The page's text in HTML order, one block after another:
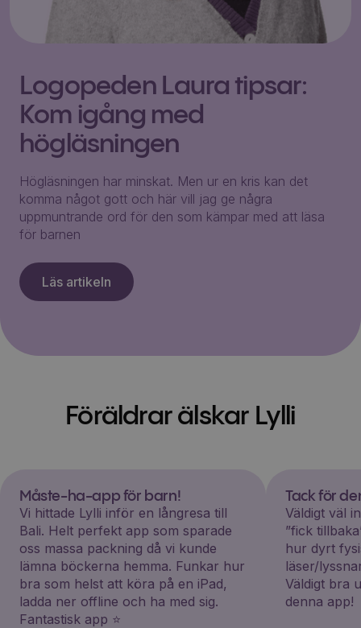
Logopeden Laura tipsar:
Kom igång med
högläsningen
Högläsningen har minskat. Men ur en kris kan det
komma något gott och här vill jag ge några
uppmuntrande ord för den som kämpar med att läsa
för barnen
Läs artikeln
Föräldrar älskar Lylli
Måste-ha-app för barn!
Vi hittade Lylli inför en långresa till
Bali. Helt perfekt app som sparade
oss massa packning då vi kunde
lämna böckerna hemma. Funkar hur
bra som helst att köra på en iPad,
ladda ner offline och ha med sig.
Fantastisk app ⭐️
Tack för
Väldigt väl
”fick
hur dyrt
läser/
Väldigt bra
denna app!